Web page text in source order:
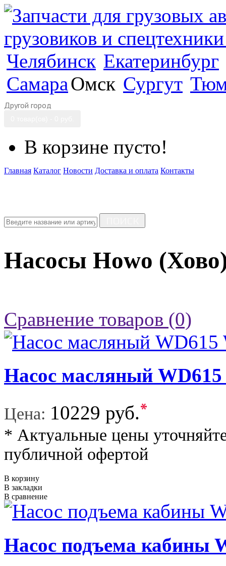
Челябинск Екатеринбург
СамараОмск Сургут
Другой город
В корзине пусто!
Главная Каталог Новости Доставка и оплата Контакты
Насосы Howo
Сравнение товаров (0)
Насос масляный
Цена: 10229 руб.*
* Актуальные цены
публичной офертой
В корзину
В закладки
В сравнение
Насос подъема кабины